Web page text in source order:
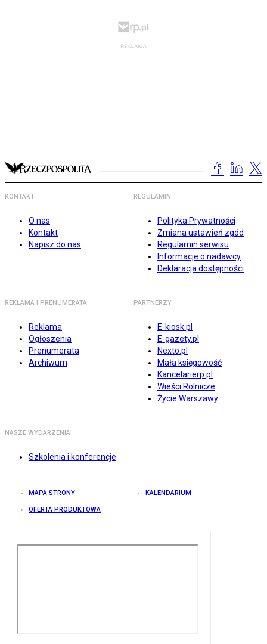
KONTAKT
O nas
Kontakt
Napisz do nas
REGULAMIN
Polityka Prywatności
Zmiana ustawień zgód
Regulamin serwisu
Informacje o nadawcy
Deklaracja dostępności
REKLAMA I PRENUMERATA
Reklama
Ogłoszenia
Prenumerata
Archiwum
PARTNERZY
E-kiosk.pl
E-gazety.pl
Nexto.pl
Mała księgowość
Kancelarierp.pl
Wieści Rolnicze
Życie Warszawy
NASZE WYDARZENIA
Szkolenia i konferencje
MAPA STRONY KALENDARIUM
OFERTA PRODUKTOWA